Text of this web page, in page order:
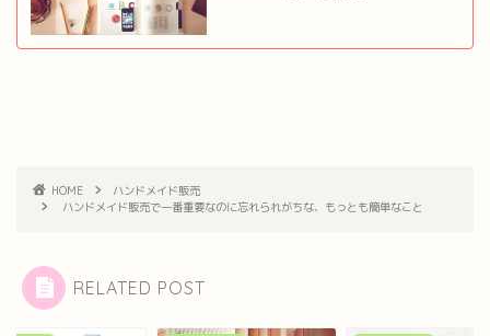
HOME
ハンドメイド販売
ハンドメイド販売で一番重要なのに忘れられがちな、もっとも簡単なこと
RELATED POST